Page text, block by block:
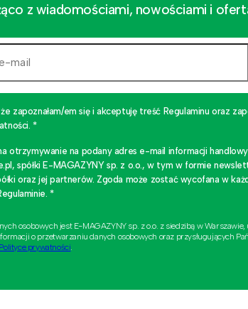
z wiadomościami, nowościami i
zapoznałam/em się i akceptuję treść Regulaminu oraz
*
otrzymywanie na podany adres e-mail informacji
spółki E-MAGAZYNY sp. z o.o., w tym w formie
oraz jej partnerów. Zgoda może zostać wycofana w
*
osobowych jest E-MAGAZYNY sp. z o.o. z siedzibą w
o przetwarzaniu danych osobowych oraz przysługujących
Polityce prywatności